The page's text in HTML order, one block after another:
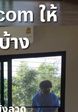
ให้
าง